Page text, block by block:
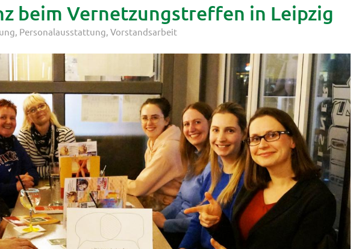
beim Vernetzungstreffen in Leipzig
, Personalausstattung, Vorstandsarbeit